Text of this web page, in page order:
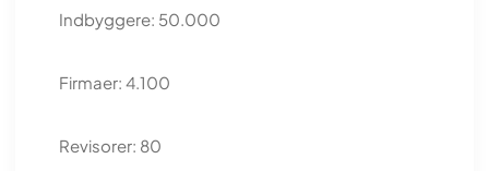
Indbyggere: 50.000
Firmaer: 4.100
Revisorer: 80